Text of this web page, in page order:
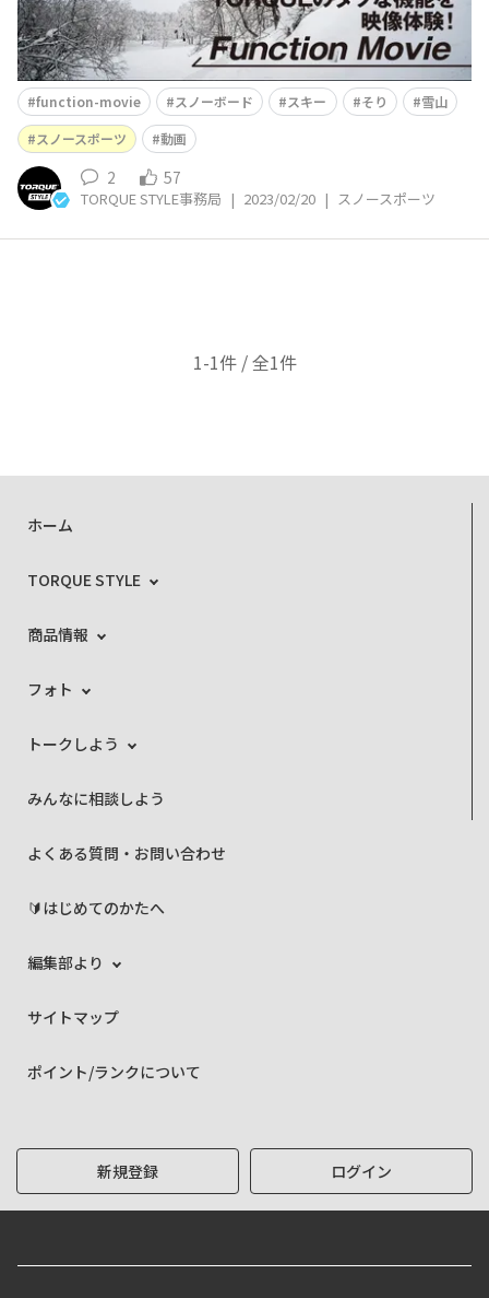
function-movie スノーボード スキー そり
雪山
スノースポーツ
動画
2 57
TORQUE STYLE事務局 | 2023/02/20 | スノースポーツ
1-1件 / 全1件
ホーム
TORQUE STYLE
商品情報
フォト
トークしよう
みんなに相談しよう
よくある質問・お問い合わせ
🔰はじめてのかたへ
編集部より
サイトマップ
ポイント/ランクについて
新規登録 ログイン